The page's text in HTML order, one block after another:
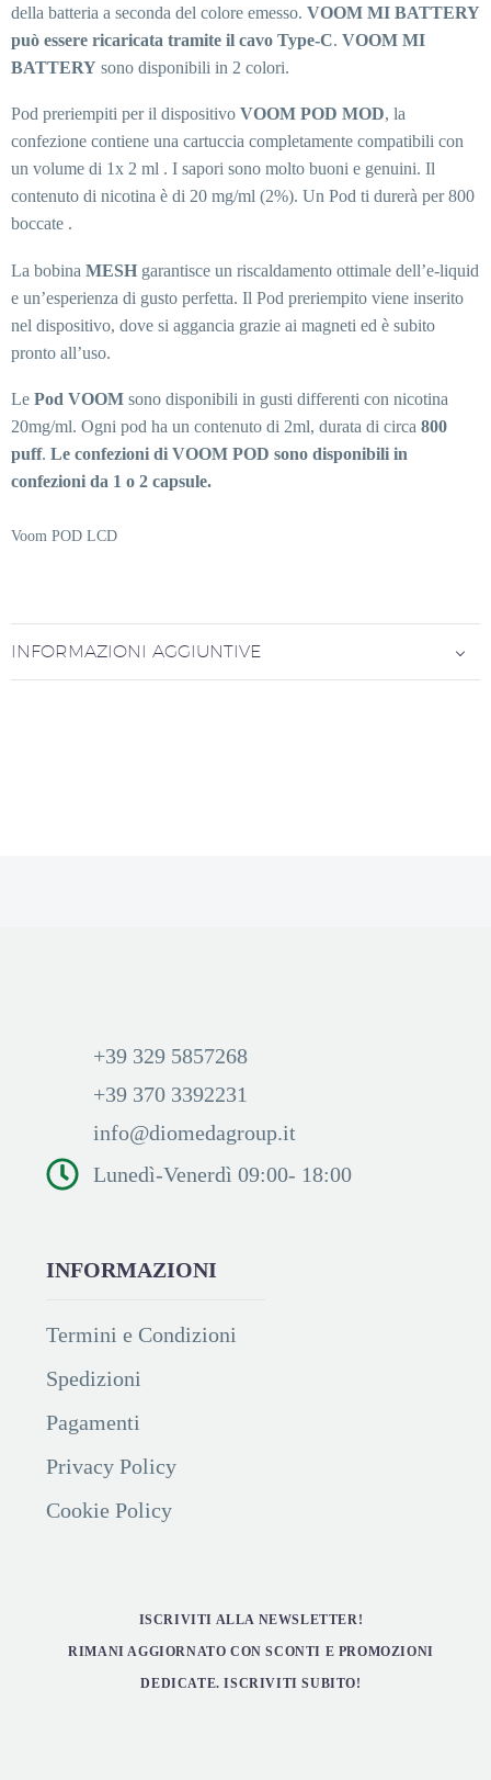
della batteria a seconda del colore emesso. VOOM MI BATTERY
può essere ricaricata tramite il cavo Type-C. VOOM MI
BATTERY sono disponibili in 2 colori.
Pod preriempiti per il dispositivo VOOM POD MOD, la
confezione contiene una cartuccia completamente compatibili con
un volume di 1x 2 ml . I sapori sono molto buoni e genuini. Il
contenuto di nicotina è di 20 mg/ml (2%). Un Pod ti durerà per 800
boccate .
La bobina MESH garantisce un riscaldamento ottimale dell’e-liquid
e un’esperienza di gusto perfetta. Il Pod preriempito viene inserito
nel dispositivo, dove si aggancia grazie ai magneti ed è subito
pronto all’uso.
Le Pod VOOM sono disponibili in gusti differenti con nicotina
20mg/ml. Ogni pod ha un contenuto di 2ml, durata di circa 800
puff. Le confezioni di VOOM POD sono disponibili in
confezioni da 1 o 2 capsule.
Voom POD LCD
INFORMAZIONI AGGIUNTIVE
+39 329 5857268
+39 370 3392231
info@diomedagroup.it
Lunedì-Venerdì 09:00- 18:00
INFORMAZIONI
Termini e Condizioni
Spedizioni
Pagamenti
Privacy Policy
Cookie Policy
ISCRIVITI ALLA NEWSLETTER!
RIMANI AGGIORNATO CON SCONTI E PROMOZIONI
DEDICATE. ISCRIVITI SUBITO!